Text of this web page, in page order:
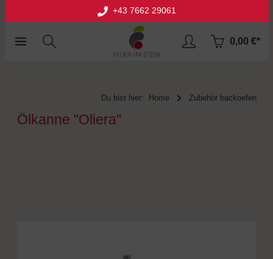
+43 7662 29061
0,00 €*
Du bist hier: Home Zubehör backoefen
Ölkanne "Oliera"